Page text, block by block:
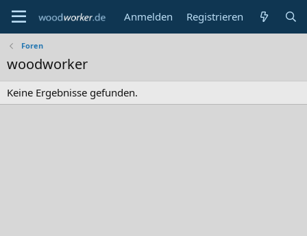
Anmelden Registrieren
Foren
woodworker
Keine Ergebnisse gefunden.